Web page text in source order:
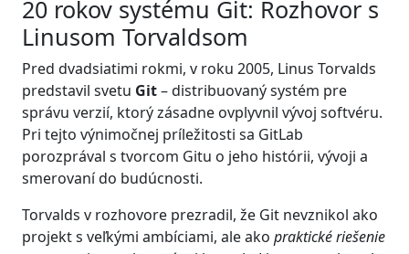
20 rokov systému Git: Rozhovor s
Linusom Torvaldsom
Pred dvadsiatimi rokmi, v roku 2005, Linus Torvalds
predstavil svetu Git– distribuovaný systém pre
správu verzií, ktorý zásadne ovplyvnil vývoj softvéru.
Pri tejto výnimočnej príležitosti sa GitLab
porozprával s tvorcom Gitu o jeho histórii, vývoji a
smerovaní do budúcnosti.
Torvalds v rozhovore prezradil, že Git nevznikol ako
projekt s veľkými ambíciami, ale ako praktické riešenie